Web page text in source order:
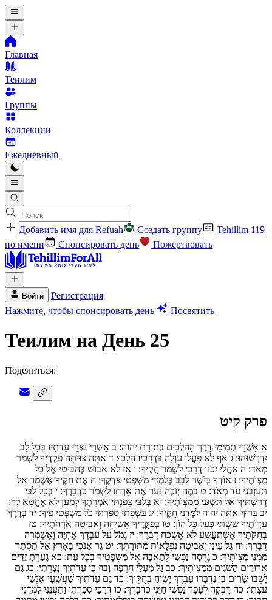
Главная
Теилим
Группы
Коллекции
Ежедневный
Добавить имя для Refuah Создать группу
Tehillim 119
по имени
Спонсировать день Пожертвовать
Войти
Регистрация
Нажмите, чтобы спонсировать день
Посвятить
Теилим на День 25
Поделиться:
פרק קיט
א אַשְׁרֵי תְמִימֵי דָרֶךְ הַהֹלְכִים בְּתוֹרַת יהוה: ב אַשְׁרֵי נֹצְרֵי עֵדֹתָיו בְּכָל לֵב
יִדְרְשׁוּהוּ: ג אַף לֹא פָעֲלוּ עַוְלָה בִּדְרָכָיו הָלָכוּ: ד אַתָּה צִוִּיתָה פִקֻּדֶיךָ לִשְׁמֹר
מְאֹד: ה אַחֲלַי יִכֹּנוּ דְרָכָי לִשְׁמֹר חֻקֶּיךָ: ו אָז לֹא אֵבוֹשׁ בְּהַבִּיטִי אֶל כָּל
מִצְוֺתֶיךָ: ז אוֹדְךָ בְּיֹשֶׁר לֵבָב בְּלָמְדִי מִשְׁפְּטֵי צִדְקֶךָ: ח אֶת חֻקֶּיךָ אֶשְׁמֹר אַל
תַּעַזְבֵנִי עַד מְאֹד: ט בַּמֶּה יְזַכֶּה נַּעַר אֶת אָרְחוֹ לִשְׁמֹר כִּדְבָרֶךָ: י בְּכָל לִבִּי
דְרַשְׁתִּיךָ אַל תַּשְׁגֵּנִי מִמִּצְוֺתֶיךָ: יא בְּלִבִּי צָפַנְתִּי אִמְרָתֶךָ לְמַעַן לֹא אֶחֱטָא לָךְ:
יב בָּרוּךְ אַתָּה יהוה לַמְּדֵנִי חֻקֶּיךָ: יג בִּשְׂפָתַי סִפַּרְתִּי כֹּל מִשְׁפְּטֵי פִיךָ: יד בְּדֶרֶךְ
עֵדְוֺתֶיךָ שַׂשְׂתִּי כְּעַל כָּל הוֹן: טו בְּפִקֻּדֶיךָ אָשִׂיחָה וְאַבִּיטָה אֹרְחֹתֶיךָ: טז
בְּחֻקֹּתֶיךָ אֶשְׁתַּעֲשָׁע לֹא אֶשְׁכַּח דְּבָרֶךָ: יז גְּמֹל עַל עַבְדְּךָ אֶחְיֶה וְאֶשְׁמְרָה
דְבָרֶךָ: יח גַּל עֵינַי וְאַבִּיטָה נִפְלָאוֹת מִתּוֹרָתֶךָ: יט גֵּר אָנֹכִי בָאָרֶץ אַל תַּסְתֵּר
מִמֶּנִּי מִצְוֺתֶיךָ: כ גָּרְסָה נַפְשִׁי לְתַאֲבָה אֶל מִשְׁפָּטֶיךָ בְכָל עֵת: כא גָּעַרְתָּ זֵדִים
אֲרוּרִים הַשֹּׁגִים מִמִּצְוֺתֶיךָ: כב גַּל מֵעָלַי חֶרְפָּה וָבוּז כִּי עֵדֹתֶיךָ נָצָרְתִּי: כג גַּם
יָשְׁבוּ שָׂרִים בִּי נִדְבָּרוּ עַבְדְּךָ יָשִׂיחַ בְּחֻקֶּיךָ: כד גַּם עֵדֹתֶיךָ שַׁעֲשֻׁעָי אַנְשֵׁי
עֲצָתִי: כה דָּבְקָה לֶעָפָר נַפְשִׁי חַיֵּנִי כִּדְבָרֶךָ: כו דְּרָכַי סִפַּרְתִּי וַתַּעֲנֵנִי לַמְּדֵנִי